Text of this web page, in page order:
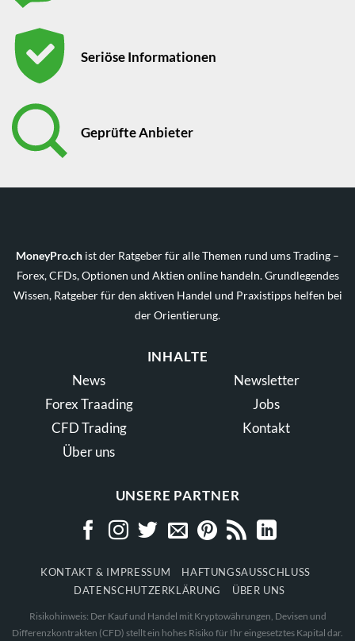
Seriöse Informationen
Geprüfte Anbieter
MoneyPro.ch ist der Ratgeber für alle Themen rund ums Trading –
Forex, CFDs, Optionen und Aktien online handeln. Grundlegendes
Wissen, Ratgeber für den aktiven Handel und Praxistipps helfen bei
der Orientierung.
INHALTE
News
Forex Traading
CFD Trading
Über uns
Newsletter
Jobs
Kontakt
UNSERE PARTNER
KONTAKT & IMPRESSUM
HAFTUNGSAUSSCHLUSS
DATENSCHUTZERKLÄRUNG
ÜBER UNS
Risikohinweis: Der Kauf und Handel mit Kryptowährungen, Devisen und
Differenzkontrakten (CFD) stellt ein hohes Risiko für Ihr eingesetztes Kapital dar.